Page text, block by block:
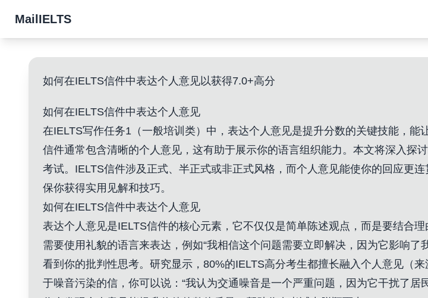
MailIELTS
如何在IELTS信件中表达个人意见以获得7.0+高分
如何在IELTS信件中表达个人意见
在IELTS写作任务1（一般培训类）中，表达个人意见是提升分数的关键技能，
信件通常包含清晰的个人意见，这有助于展示你的语言组织能力。本文将深入探
考试。IELTS信件涉及正式、半正式或非正式风格，而个人意见能使你的回应更
保你获得实用见解和技巧。
如何在IELTS信件中表达个人意见
表达个人意见是IELTS信件的核心元素，它不仅仅是简单陈述观点，而是要结合
需要使用礼貌的语言来表达，例如“我相信这个问题需要立即解决，因为它影响
看到你的批判性思考。研究显示，80%的IELTS高分考生都擅长融入个人意见（来
于噪音污染的信，你可以说：“我认为交通噪音是一个严重问题，因为它干扰了